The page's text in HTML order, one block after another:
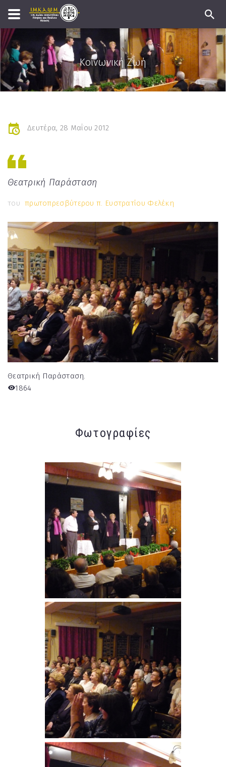
Κοινωνική Ζωή
Δευτέρα, 28 Μαΐου 2012
Θεατρική Παράσταση
του πρωτοπρεσβύτερου π. Ευστρατίου Φελέκη
Θεατρική Παράσταση.
1864
Φωτογραφίες